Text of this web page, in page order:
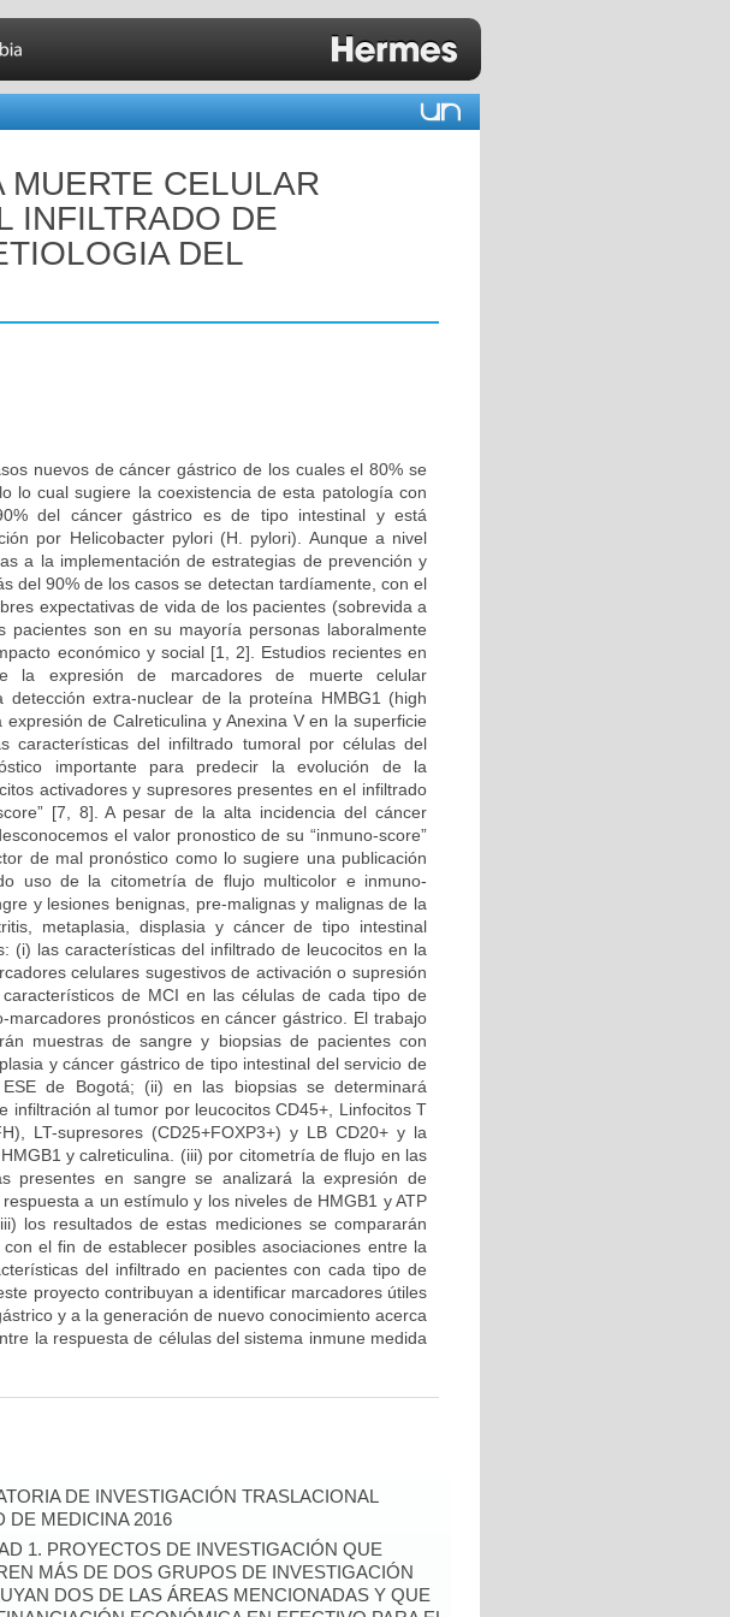
MUERTE CELULAR
INFILTRADO DE
DEL
nuevos de cáncer gástrico de los cuales el 80% se
lo cual sugiere la coexistencia de esta patología con
del cáncer gástrico es de tipo intestinal y está
por Helicobacter pylori (H. pylori). Aunque a nivel
a la implementación de estrategias de prevención y
del 90% de los casos se detectan tardíamente, con el
expectativas de vida de los pacientes (sobrevida a
son en su mayoría personas laboralmente
económico y social [1, 2]. Estudios recientes en
la expresión de marcadores de muerte celular
detección extra-nuclear de la proteína HMBG1 (high
de Calreticulina y Anexina V en la superficie
del infiltrado tumoral por células del
importante para predecir la evolución de la
activadores y supresores presentes en el infiltrado
[7, 8]. A pesar de la alta incidencia del cáncer
el valor pronostico de su “inmuno-score”
de mal pronóstico como lo sugiere una publicación
uso de la citometría de flujo multicolor e inmuno-
y lesiones benignas, pre-malignas y malignas de la
metaplasia, displasia y cáncer de tipo intestinal
(i) las características del infiltrado de leucocitos en la
celulares sugestivos de activación o supresión
de MCI en las células de cada tipo de
pronósticos en cáncer gástrico. El trabajo
muestras de sangre y biopsias de pacientes con
y cáncer gástrico de tipo intestinal del servicio de
de Bogotá; (ii) en las biopsias se determinará
infiltración al tumor por leucocitos CD45+, Linfocitos T
LT-supresores (CD25+FOXP3+) y LB CD20+ y la
y calreticulina. (iii) por citometría de flujo en las
presentes en sangre se analizará la expresión de
a un estímulo y los niveles de HMGB1 y ATP
los resultados de estas mediciones se compararán
el fin de establecer posibles asociaciones entre la
del infiltrado en pacientes con cada tipo de
proyecto contribuyan a identificar marcadores útiles
y a la generación de nuevo conocimiento acerca
la respuesta de células del sistema inmune medida
DE INVESTIGACIÓN TRASLACIONAL
DE MEDICINA 2016
1. PROYECTOS DE INVESTIGACIÓN QUE
MÁS DE DOS GRUPOS DE INVESTIGACIÓN
DOS DE LAS ÁREAS MENCIONADAS Y QUE